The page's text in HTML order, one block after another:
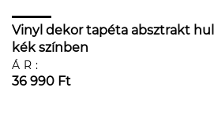
Vinyl dekor tapéta absztrakt
kék színben
ÁR:
36 990 Ft